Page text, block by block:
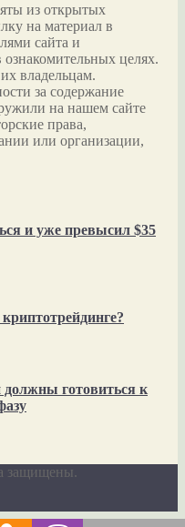
из открытых
на материал в
сайта и
целях.
владельцам.
за содержание
на нашем сайте
права,
или организации,
и уже превысил $35
готовиться к
защищены.